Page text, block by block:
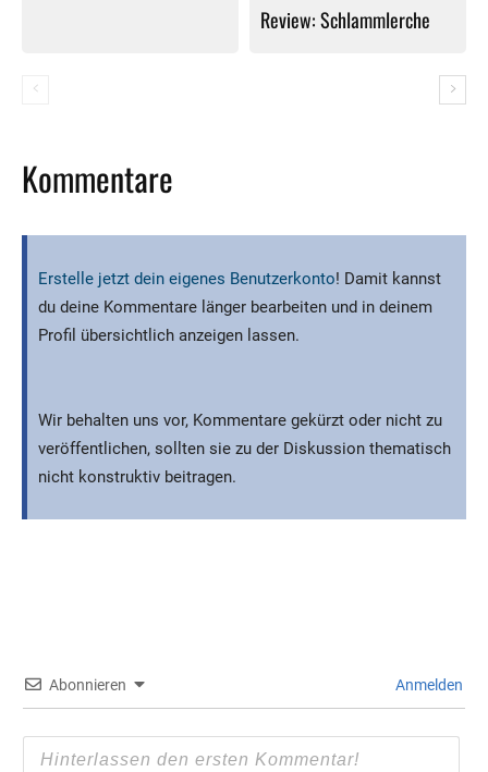
Review: Schlammlerche
Kommentare
Erstelle jetzt dein eigenes Benutzerkonto! Damit kannst
du deine Kommentare länger bearbeiten und in deinem
Profil übersichtlich anzeigen lassen.
Wir behalten uns vor, Kommentare gekürzt oder nicht zu
veröffentlichen, sollten sie zu der Diskussion thematisch
nicht konstruktiv beitragen.
Abonnieren Anmelden